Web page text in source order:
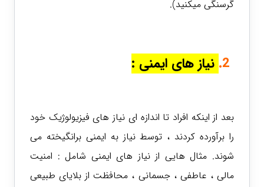
گرسنگی میکنید).
2. نیاز های ایمنی :
بعد از اینکه افراد تا اندازه ای نیاز های فیزیولوژیک خود
را برآورده کردند ، توسط نیاز به ایمنی برانگیخته می
شوند. مثال هایی از نیاز های ایمنی شامل : امنیت
مالی ، عاطفی ، جسمانی ، محافظت از بلایای طبیعی